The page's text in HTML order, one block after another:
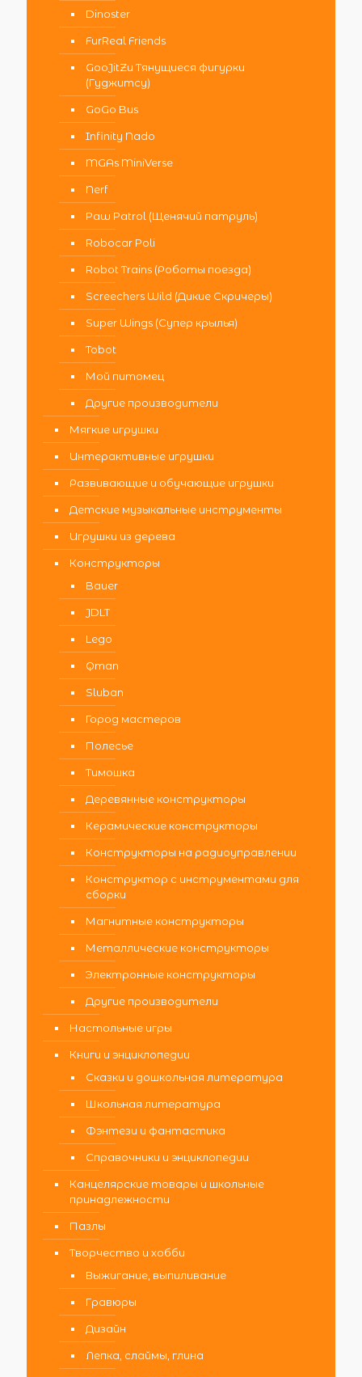
Dinoster
FurReal Friends
GooJitZu Тянущиеся фигурки
(Гуджитсу)
GoGo Bus
Infinity Nado
MGAs MiniVerse
Nerf
Paw Patrol (Щенячий патруль)
Robocar Poli
Robot Trains (Роботы поезда)
Screechers Wild (Дикие Скричеры)
Super Wings (Супер крылья)
Tobot
Мой питомец
Другие производители
Мягкие игрушки
Интерактивные игрушки
Развивающие и обучающие игрушки
Детские музыкальные инструменты
Игрушки из дерева
Конструкторы
Bauer
JDLT
Lego
Qman
Sluban
Город мастеров
Полесье
Тимошка
Деревянные конструкторы
Керамические конструкторы
Конструкторы на радиоуправлении
Конструктор с инструментами для
сборки
Магнитные конструкторы
Металлические конструкторы
Электронные конструкторы
Другие производители
Настольные игры
Книги и энциклопедии
Сказки и дошкольная литература
Школьная литература
Фэнтези и фантастика
Справочники и энциклопедии
Канцелярские товары и школьные
принадлежности
Пазлы
Творчество и хобби
Выжигание, выпиливание
Гравюры
Дизайн
Лепка, слаймы, глина